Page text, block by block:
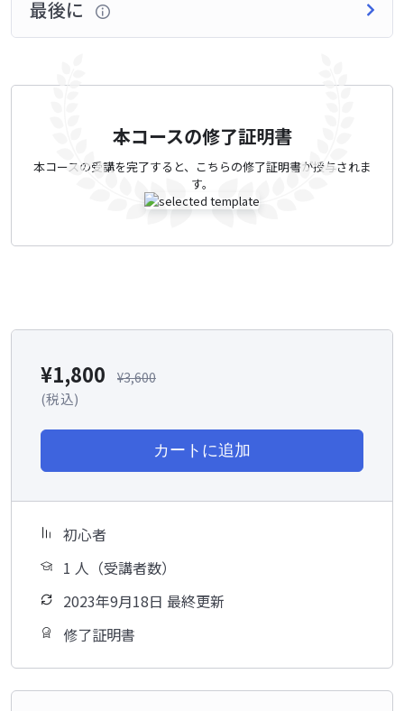
最後に
本コースの修了証明書
本コースの受講を完了すると、こちらの修了証明書が授与されま
す。
¥1,800 ¥3,600
(税込)
カートに追加
初心者
1 人（受講者数）
2023年9月18日 最終更新
修了証明書